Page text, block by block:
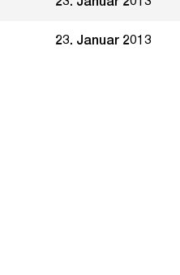
23. Januar 2013